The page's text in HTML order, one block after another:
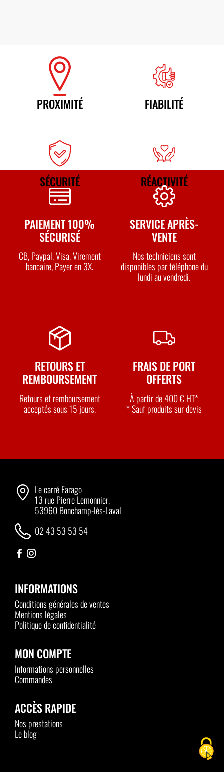
PROXIMITÉ FIABILITÉ
SÉCURITÉ RÉACTIVITÉ
PAIEMENT 100%
SÉCURISÉ
CB, Paypal, Visa, Virement
bancaire, Payer en 3X.
SERVICE APRÈS-
VENTE
Nos techniciens sont
disponibles par téléphone du
lundi au vendredi.
RETOURS ET
REMBOURSEMENT
Retours et remboursement
acceptés sous 15 jours.
FRAIS DE PORT
OFFERTS
À partir de 400 € HT*
* Sauf produits sur devis
Le carré Farago
13 rue Pierre Lemonnier,
53960 Bonchamp-lès-Laval
02 43 53 53 54
INFORMATIONS
Conditions générales de ventes
Mentions légales
Politique de confidentialité
MON COMPTE
Informations personnelles
Commandes
ACCÈS RAPIDE
Nos prestations
Le blog